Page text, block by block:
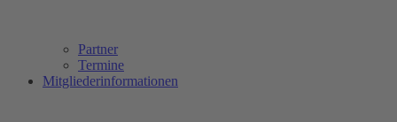
Partner
Termine
Mitgliederinformationen